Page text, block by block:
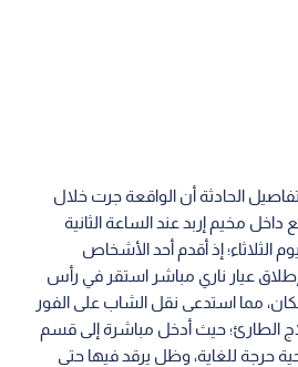
الحادثة أن الواقعة جرت خلال
مخيم إربد عند الساعة الثانية
الثلاثاء؛ إذ أقدم أحد الأشخاص
عيار ناري مباشر استقر في رأس
مما استدعى نقل الشاب على الفور
الطارئ؛ حيث أدخل مباشرة إلى قسم
حرجة للغاية، وظل يرقد فيها حتى